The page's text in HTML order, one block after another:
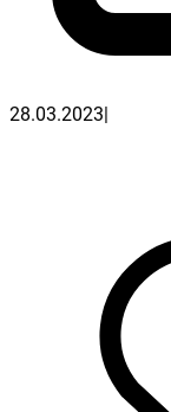
28.03.2023|